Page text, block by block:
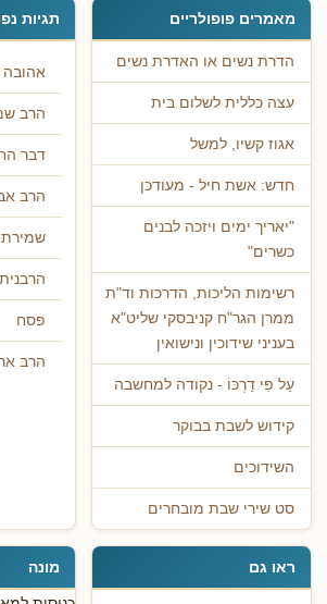
מאמרים פופולריים
הדרת נשים או האדרת נשים
עצה כללית לשלום בית
אגוז קשיו, למשל
חדש: אשת חיל - מעודכן
"יאריך ימים ויזכה לבנים
כשרים"
רשימות הליכות, הדרכות וד"ת
ממרן הגר"ח קניבסקי שליט"א
בעניני שידוכין ונישואין
עַל פִּי דַרְכּוֹ - נקודה למחשבה
קידוש לשבת בבוקר
השידוכים
סט שירי שבת מובחרים
תגיות
אהובה
הרב
דבר
הרב
פסח
הרב
ראו גם מונה